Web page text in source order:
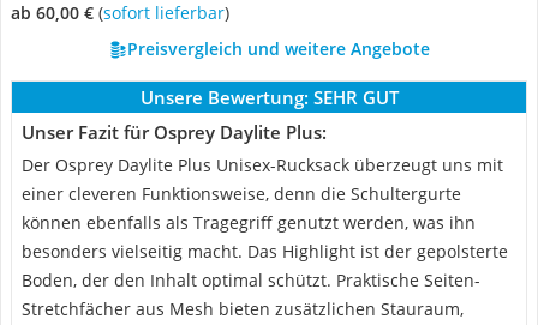
ab 60,00 € ( Sofort lieferbar)
Preisvergleich und weitere Angebote
Unsere Bewertung: SEHR GUT
Unser Fazit für Osprey Daylite Plus:
Der Osprey Daylite Plus Unisex-Rucksack überzeugt uns mit
einer cleveren Funktionsweise, denn die Schultergurte
können ebenfalls als Tragegriff genutzt werden, was ihn
besonders vielseitig macht. Das Highlight ist der gepolsterte
Boden, der den Inhalt optimal schützt. Praktische Seiten-
Stretchfächer aus Mesh bieten zusätzlichen Stauraum,